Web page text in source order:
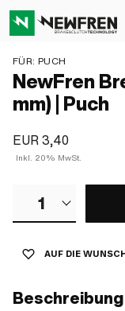
FÜR: PUCH
NewFren
mm) | Puch
EUR 3,40
Inkl. 20% MwSt.
1
AUF DIE
Beschreibung